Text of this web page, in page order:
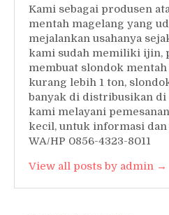
Kami sebagai produsen
mentah magelang yang
mejalankan usahanya
kami sudah memiliki ijin,
membuat slondok
kurang lebih 1 ton,
banyak di distribusikan di
kami melayani
kecil, untuk informasi
WA/HP 0856-4323-8011
View all posts by admin →